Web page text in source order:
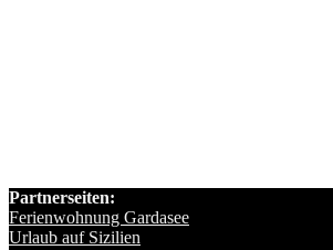
Partnerseiten:
Ferienwohnung Gardasee
Urlaub auf Sizilien